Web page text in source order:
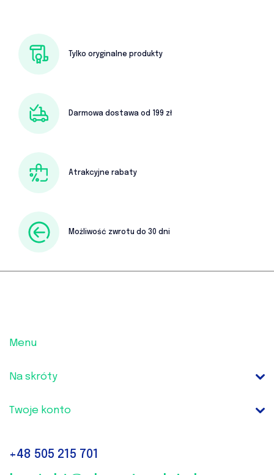
Tylko oryginalne produkty
Darmowa dostawa od 199 zł
Atrakcyjne rabaty
Możliwość zwrotu do 30 dni
Menu
Na skróty
Twoje konto
+48 505 215 701‬